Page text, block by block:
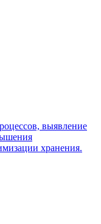
выявление
хранения.